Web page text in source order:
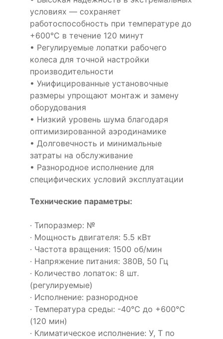
условиях — сохраняет
работоспособность при температуре до
+600°С в течение 120 минут
• Регулируемые лопатки рабочего
колеса для точной настройки
производительности
• Унифицированные установочные
размеры упрощают монтаж и замену
оборудования
• Низкий уровень шума благодаря
оптимизированной аэродинамике
• Долговечность и минимальные
затраты на обслуживание
• Разнородное исполнение для
специфических условий эксплуатации
Технические параметры:
· Типоразмер: №
· Мощность двигателя: 5.5 кВт
· Частота вращения: 1500 об/мин
· Напряжение питания: 380В, 50 Гц
· Количество лопаток: 8 шт.
(регулируемые)
· Исполнение: разнородное
· Температура среды: -40°С до +600°С
(120 мин)
· Климатическое исполнение: У, Т по